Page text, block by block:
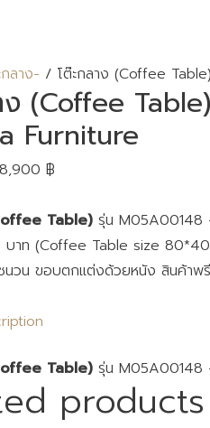
กลาง- / โต๊ะกลาง (Coffee
ง (Coffee
Furniture
฿
Table) รุ่น M05A00148
บาท (Coffee Table size
นวน ขอบตกแต่งด้วยหนัง สินค้าพ
Table) รุ่น M05A00148
products